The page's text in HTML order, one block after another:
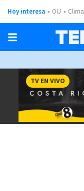
Hoy interesa OIJ Clima
TV EN VIVO